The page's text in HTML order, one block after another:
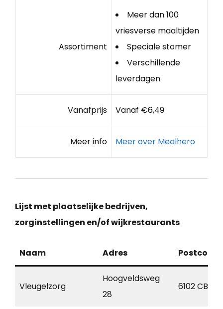
Assortiment
Meer dan 100
vriesverse maaltijden
Speciale stomer
Verschillende
leverdagen
Vanafprijs Vanaf €6,49
Meer info Meer over Mealhero
Lijst met plaatselijke bedrijven,
zorginstellingen en/of wijkrestaurants
Naam Adres Postcode
Vleugelzorg
Hoogveldsweg
28
6102 CB